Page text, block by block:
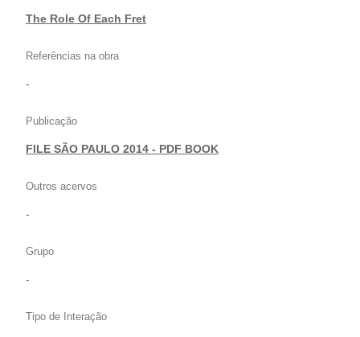
The Role Of Each Fret
Referências na obra
-
Publicação
FILE SÃO PAULO 2014 - PDF BOOK
Outros acervos
-
Grupo
-
Tipo de Interação